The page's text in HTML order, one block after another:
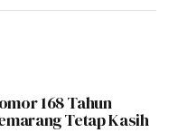
168 Tahun
Tetap Kasih